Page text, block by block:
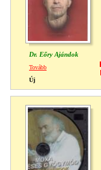
Dr. Eőry Ajándok
Tovább
Új